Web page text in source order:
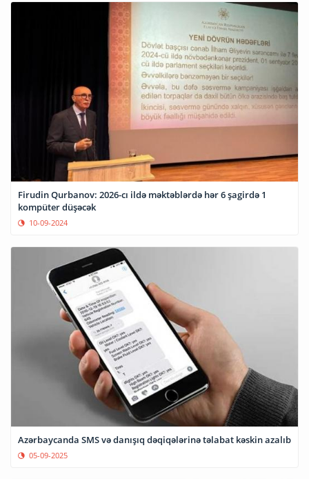
Firudin Qurbanov: 2026-cı ildə məktəblərdə hər 6 şagirdə 1
kompüter düşəcək
10-09-2024
Azərbaycanda SMS və danışıq dəqiqələrinə təlabat kəskin azalıb
05-09-2025